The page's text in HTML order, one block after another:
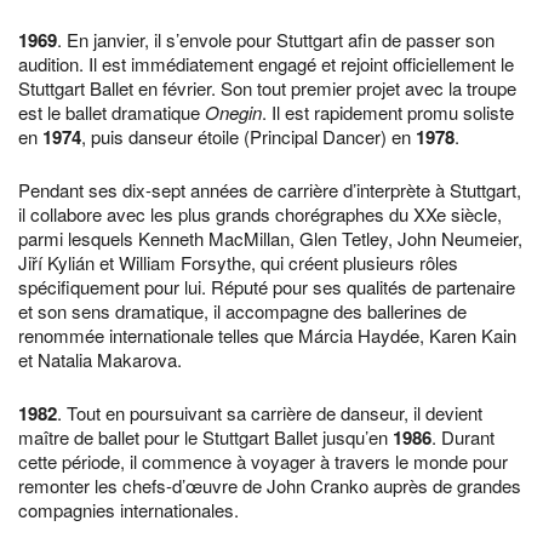
1969. En janvier, il s’envole pour Stuttgart afin de passer son
audition. Il est immédiatement engagé et rejoint officiellement le
Stuttgart Ballet en février. Son tout premier projet avec la troupe
est le ballet dramatiqueOnegin. Il est rapidement promu soliste
en 1974, puis danseur étoile (Principal Dancer) en 1978.
Pendant ses dix-sept années de carrière d’interprète à Stuttgart,
il collabore avec les plus grands chorégraphes du XXe siècle,
parmi lesquels Kenneth MacMillan, Glen Tetley, John Neumeier,
Jiří Kylián et William Forsythe, qui créent plusieurs rôles
spécifiquement pour lui. Réputé pour ses qualités de partenaire
et son sens dramatique, il accompagne des ballerines de
renommée internationale telles que Márcia Haydée, Karen Kain
et Natalia Makarova.
1982. Tout en poursuivant sa carrière de danseur, il devient
maître de ballet pour le Stuttgart Ballet jusqu’en 1986. Durant
cette période, il commence à voyager à travers le monde pour
remonter les chefs-d’œuvre de John Cranko auprès de grandes
compagnies internationales.